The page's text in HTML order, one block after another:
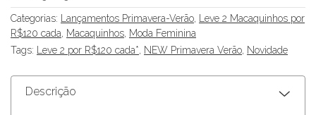
Categorias: Lançamentos Primavera-Verão, Leve 2 Macaquinhos por
R$120 cada, Macaquinhos, Moda Feminina
Tags: Leve 2 por R$120 cada*, NEW Primavera Verão, Novidade
Descrição